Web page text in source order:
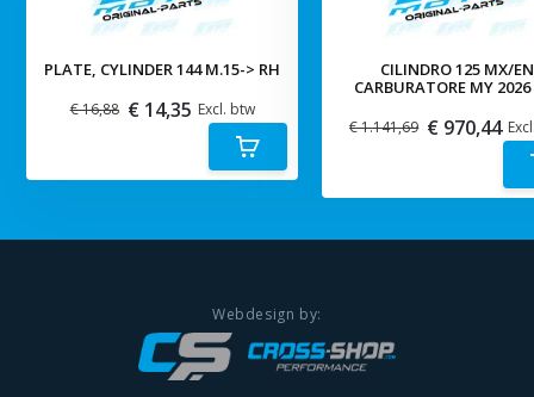
PLATE, CYLINDER 144 M.15-> RH
€ 16,88 € 14,35 Excl. btw
CILINDRO 125 MX/EN
CARBURATORE MY 2026
€ 1.141,69 € 970,44